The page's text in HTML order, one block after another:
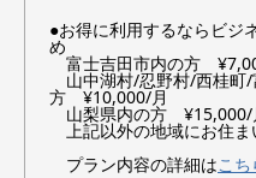
●お得に利用するならビジ
め
富士吉田市内の方
山中湖村/忍野村/西桂町
方 ¥10,000/月
山梨県内の方 ¥15,000/
上記以外の地域にお住
プラン内容の詳細はこち